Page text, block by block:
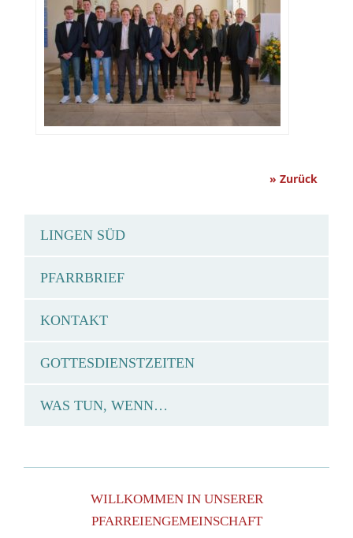
» Zurück
LINGEN SÜD
PFARRBRIEF
KONTAKT
GOTTESDIENSTZEITEN
WAS TUN, WENN…
WILLKOMMEN IN UNSERER
PFARREIENGEMEINSCHAFT